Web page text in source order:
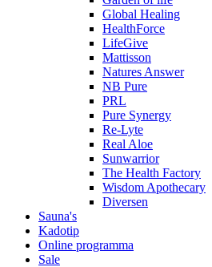
Global Healing
HealthForce
LifeGive
Mattisson
Natures Answer
NB Pure
PRL
Pure Synergy
Re-Lyte
Real Aloe
Sunwarrior
The Health Factory
Wisdom Apothecary
Diversen
Sauna's
Kadotip
Online programma
Sale